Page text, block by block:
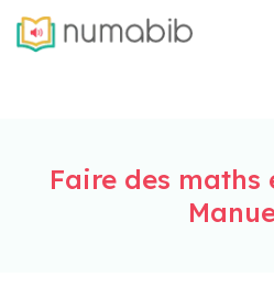
Faire des maths